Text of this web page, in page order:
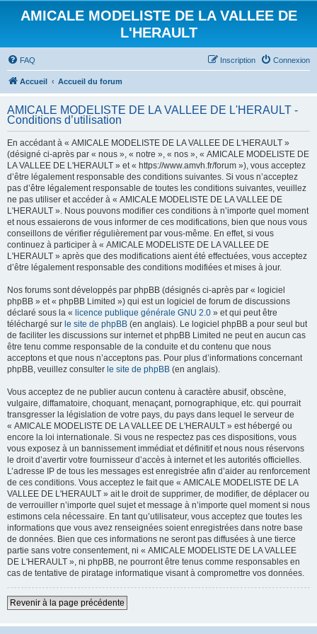
AMICALE MODELISTE DE LA VALLEE DE
L'HERAULT
FAQ Connexion
Inscription
Accueil Accueil du forum
AMICALE MODELISTE DE LA VALLEE DE L'HERAULT -
Conditions d’utilisation
En accédant à « AMICALE MODELISTE DE LA VALLEE DE L'HERAULT »
(désigné ci-après par « nous », « notre », « nos », « AMICALE MODELISTE DE
LA VALLEE DE L'HERAULT » et « https://www.amvh.fr/forum »), vous acceptez
d’être légalement responsable des conditions suivantes. Si vous n’acceptez
pas d’être légalement responsable de toutes les conditions suivantes, veuillez
ne pas utiliser et accéder à « AMICALE MODELISTE DE LA VALLEE DE
L'HERAULT ». Nous pouvons modifier ces conditions à n’importe quel moment
et nous essaierons de vous informer de ces modifications, bien que nous vous
conseillons de vérifier régulièrement par vous-même. En effet, si vous
continuez à participer à « AMICALE MODELISTE DE LA VALLEE DE
L'HERAULT » après que des modifications aient été effectuées, vous acceptez
d’être légalement responsable des conditions modifiées et mises à jour.
Nos forums sont développés par phpBB (désignés ci-après par « logiciel
phpBB » et « phpBB Limited ») qui est un logiciel de forum de discussions
déclaré sous la « licence publique générale GNU 2.0 » et qui peut être
téléchargé sur le site de phpBB (en anglais). Le logiciel phpBB a pour seul but
de faciliter les discussions sur internet et phpBB Limited ne peut en aucun cas
être tenu comme responsable de la conduite et du contenu que nous
acceptons et que nous n’acceptons pas. Pour plus d’informations concernant
phpBB, veuillez consulter le site de phpBB (en anglais).
Vous acceptez de ne publier aucun contenu à caractère abusif, obscène,
vulgaire, diffamatoire, choquant, menaçant, pornographique, etc. qui pourrait
transgresser la législation de votre pays, du pays dans lequel le serveur de
« AMICALE MODELISTE DE LA VALLEE DE L'HERAULT » est hébergé ou
encore la loi internationale. Si vous ne respectez pas ces dispositions, vous
vous exposez à un bannissement immédiat et définitif et nous nous réservons
le droit d’avertir votre fournisseur d’accès à internet et les autorités officielles.
L’adresse IP de tous les messages est enregistrée afin d’aider au renforcement
de ces conditions. Vous acceptez le fait que « AMICALE MODELISTE DE LA
VALLEE DE L'HERAULT » ait le droit de supprimer, de modifier, de déplacer ou
de verrouiller n’importe quel sujet et message à n’importe quel moment si nous
estimons cela nécessaire. En tant qu’utilisateur, vous acceptez que toutes les
informations que vous avez renseignées soient enregistrées dans notre base
de données. Bien que ces informations ne seront pas diffusées à une tierce
partie sans votre consentement, ni « AMICALE MODELISTE DE LA VALLEE
DE L'HERAULT », ni phpBB, ne pourront être tenus comme responsables en
cas de tentative de piratage informatique visant à compromettre vos données.
Revenir à la page précédente